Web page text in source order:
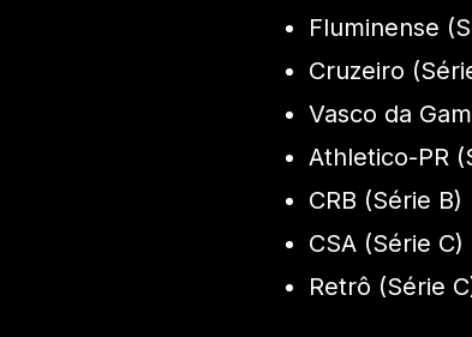
Fluminense
Cruzeiro
Vasco da
Athletico-PR
CRB (Série B)
CSA (Série C)
Retrô (Série